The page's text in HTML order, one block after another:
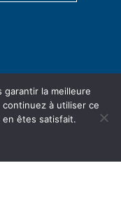
la meilleure
à utiliser ce
êtes satisfait.